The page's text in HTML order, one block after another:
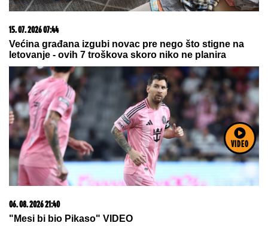
VIDEO
15. 07. 2026 07:44
Većina građana izgubi novac pre nego što stigne na
letovanje - ovih 7 troškova skoro niko ne planira
06. 08. 2026 21:40
"Mesi bi bio Pikaso" VIDEO